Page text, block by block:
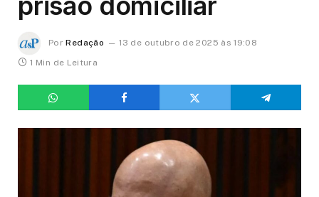
Por Redação
13 de outubro de 2025 às 19:08
1 Min de Leitura